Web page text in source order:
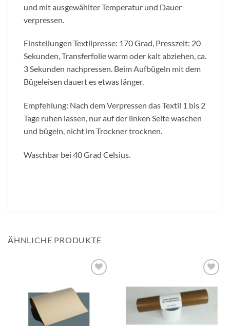
und mit ausgewählter Temperatur und Dauer
verpressen.
Einstellungen Textilpresse: 170 Grad, Presszeit: 20
Sekunden, Transferfolie warm oder kalt abziehen, ca.
3 Sekunden nachpressen. Beim Aufbügeln mit dem
Bügeleisen dauert es etwas länger.
Empfehlung: Nach dem Verpressen das Textil 1 bis 2
Tage ruhen lassen, nur auf der linken Seite waschen
und bügeln, nicht im Trockner trocknen.
Waschbar bei 40 Grad Celsius.
ÄHNLICHE PRODUKTE
Wunschliste
hinzufügen
Wunschliste
hinzufügen